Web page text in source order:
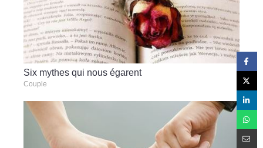
Six mythes qui nous égarent
Couple